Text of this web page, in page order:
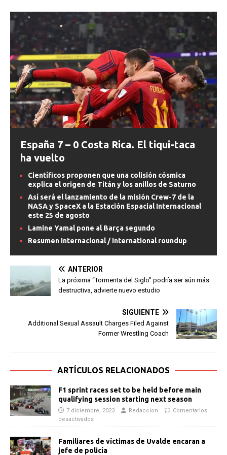
España 7 – 0 Costa Rica. El tiqui-taca
ha vuelto
Científicos proponen que una colisión cósmica
explica el origen de Titán y los anillos de Saturno
Así será el lanzamiento de la misión Crew-7 de la
NASA y SpaceX a la Estación Espacial Internacional
este 25 de agosto
Lamine Yamal pone al Barça segundo
Resumen Internacional / International roundup
ANTERIOR
La próxima “Tormenta del Siglo” podría ser aún más
destructiva, advierte nuevo estudio
SIGUIENTE
Additional Sexual Assault Charges Filed Against
Former Wrestling Coach
ARTÍCULOS RELACIONADOS
F1 sprint races set to be held before main
qualifying session starting next season
7 diciembre, 2023 Redaccion
Comentarios
desactivados
Familiares de víctimas de Uvalde encaran a
jefe de policía